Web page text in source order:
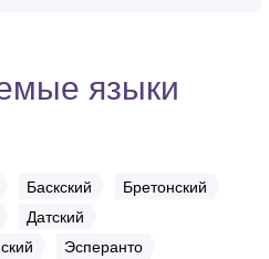
языки
Баскский
Бретонский
Датский
Эсперанто